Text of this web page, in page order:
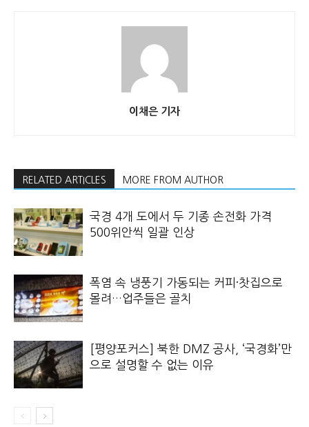
이채은 기자
RELATED ARTICLES MORE FROM AUTHOR
국경 4개 도에서 두 기종 손전화 가격
500위안씩 일괄 인상
폭염 속 냉풍기 가동되는 커피·찻집으로
몰려…업주들은 골치
[평양포커스] 북한 DMZ 공사, ‘국경화’만
으로 설명할 수 없는 이유